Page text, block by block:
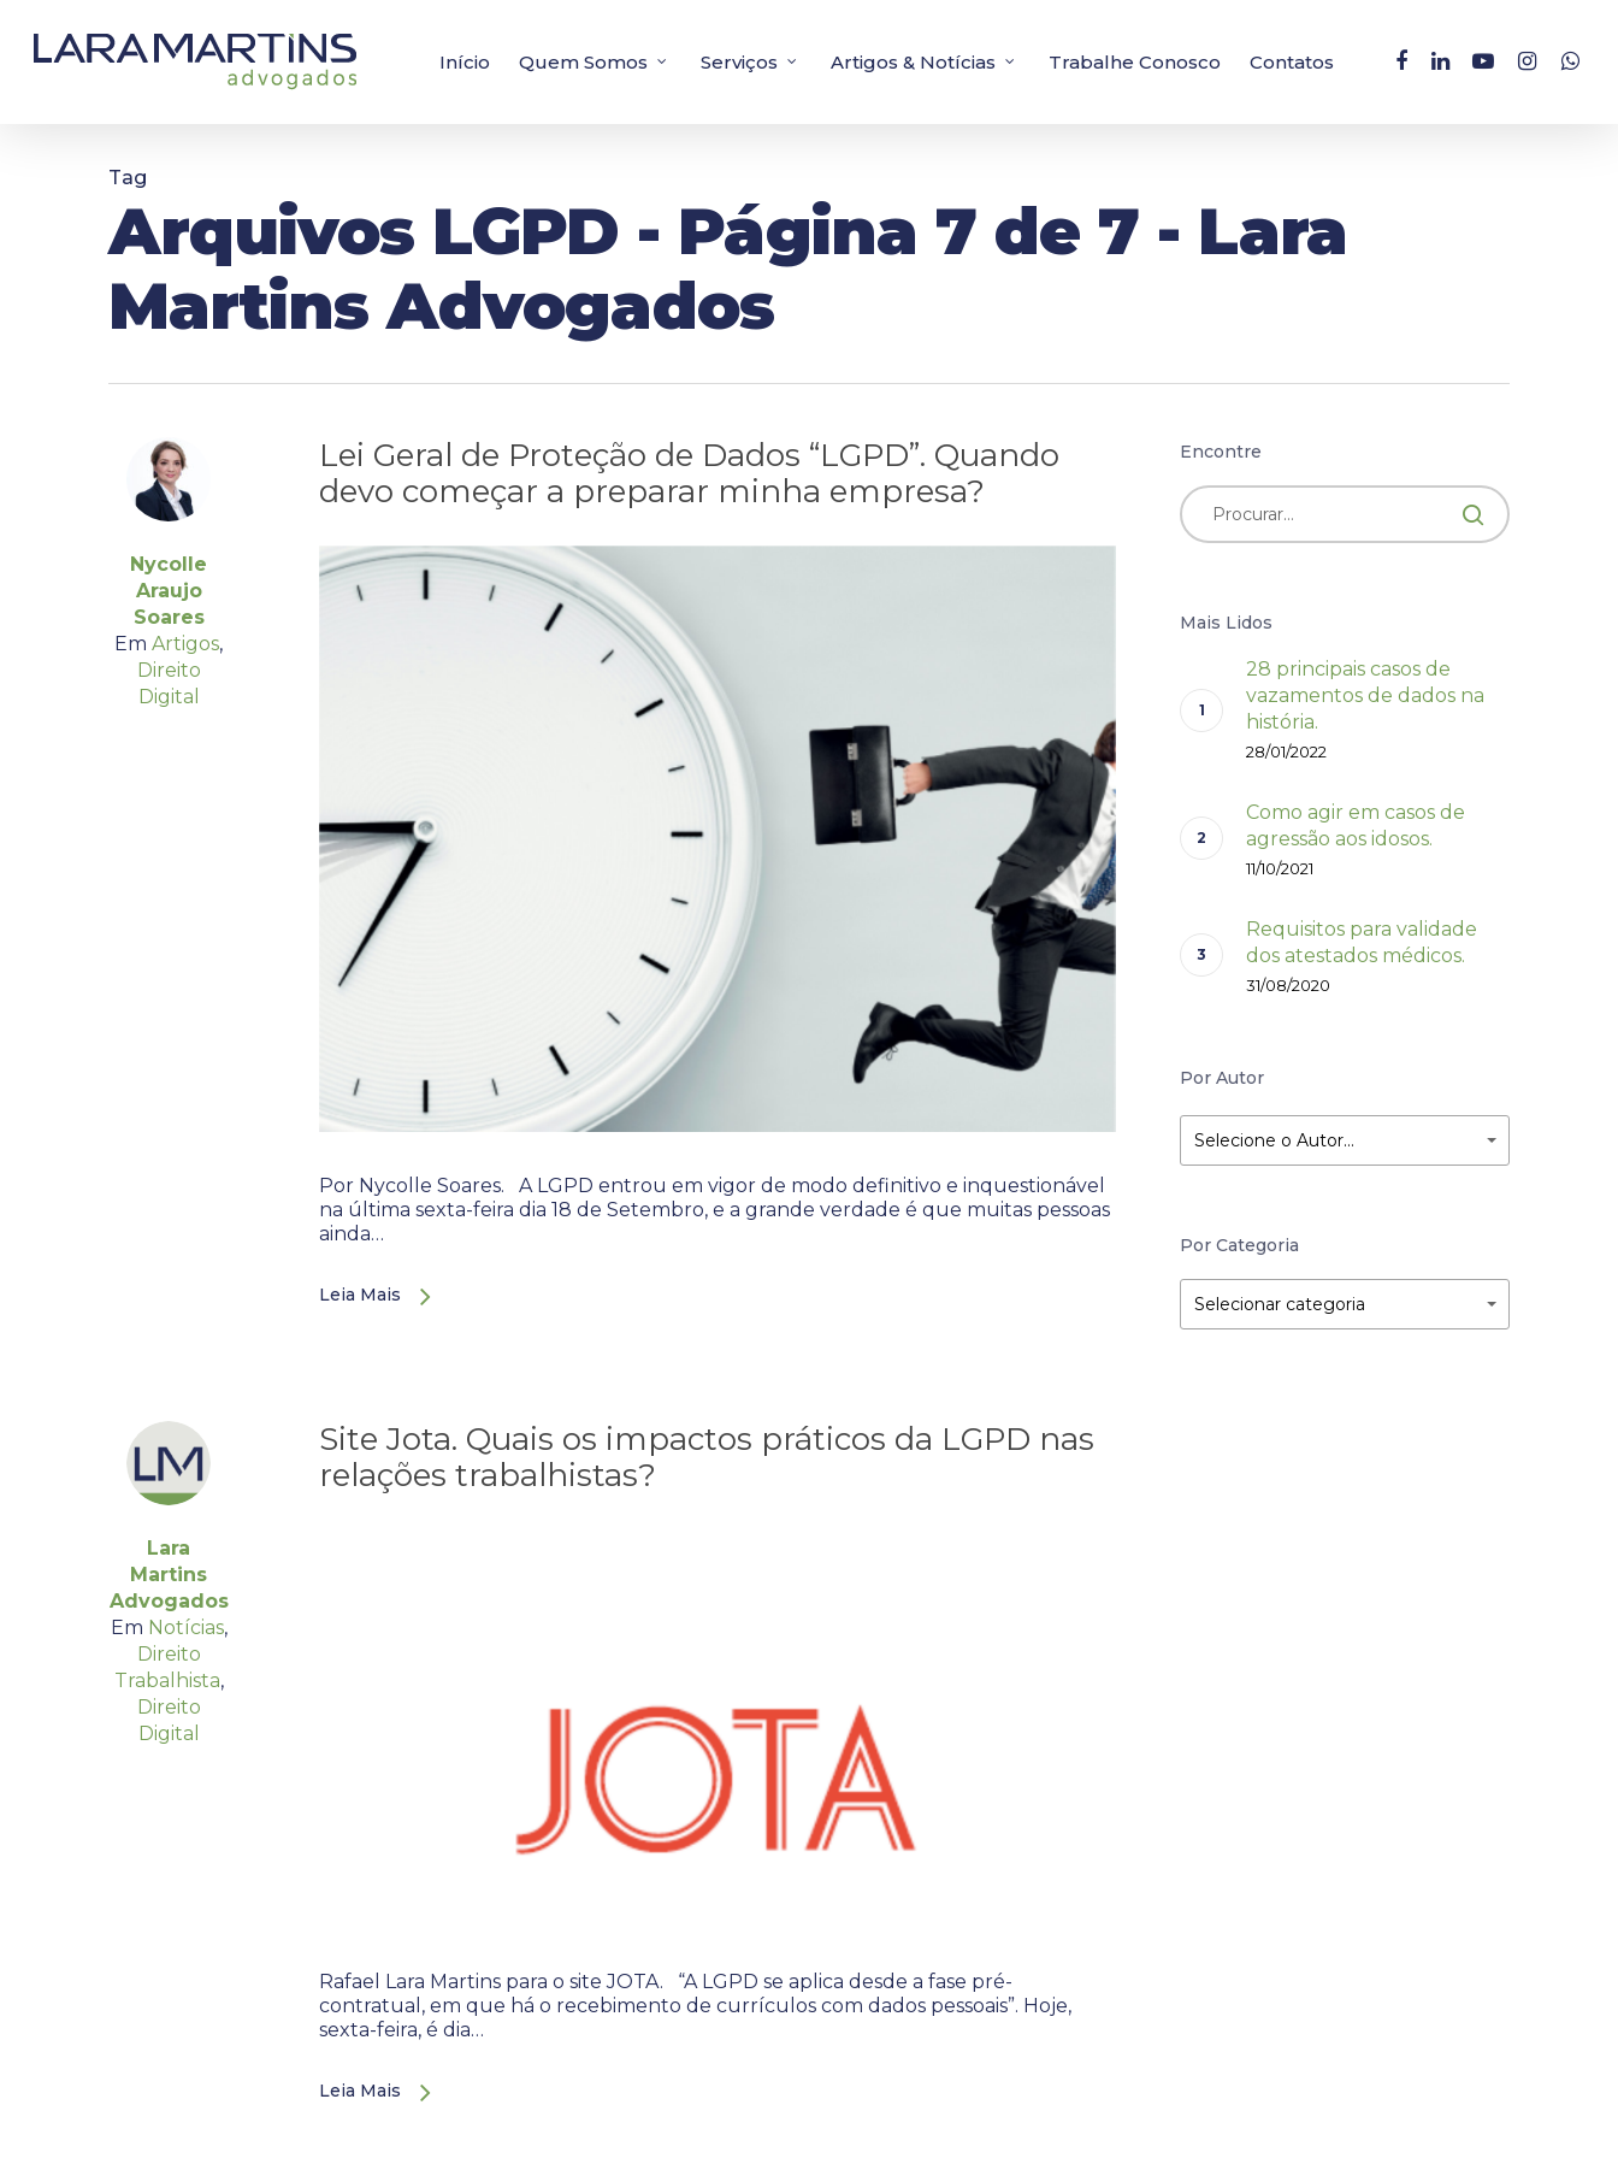
main
Início Quem Somos Serviços Artigos & Notícias Trabalhe Conosco Contatos facebooklinkedinyoutubeinstagram
Tag
Arquivos LGPD - Página 7 de 7 - Lara
Martins Advogados
Nycolle
Araujo
Soares
Em Artigos,
Direito
Digital
Lei Geral de Proteção de Dados “LGPD”. Quando
devo começar a preparar minha empresa?
Por Nycolle Soares. A LGPD entrou em vigor de modo definitivo e inquestionável
na última sexta-feira dia 18 de Setembro, e a grande verdade é que muitas pessoas
ainda…
Leia Mais
Lara
Martins
Advogados
Em Notícias,
Direito
Trabalhista,
Direito
Digital
Site Jota. Quais os impactos práticos da LGPD nas
relações trabalhistas?
Rafael Lara Martins para o site JOTA. “A LGPD se aplica desde a fase pré-
contratual, em que há o recebimento de currículos com dados pessoais”. Hoje,
sexta-feira, é dia…
Leia Mais
Encontre
Mais Lidos
28 principais casos de
vazamentos de dados na
história.
28/01/2022
Como agir em casos de
agressão aos idosos.
11/10/2021
Requisitos para validade
dos atestados médicos.
31/08/2020
Por Autor
Selecione o Autor…
Por Categoria
Por
Categoria
Selecionar categoria
Categoria